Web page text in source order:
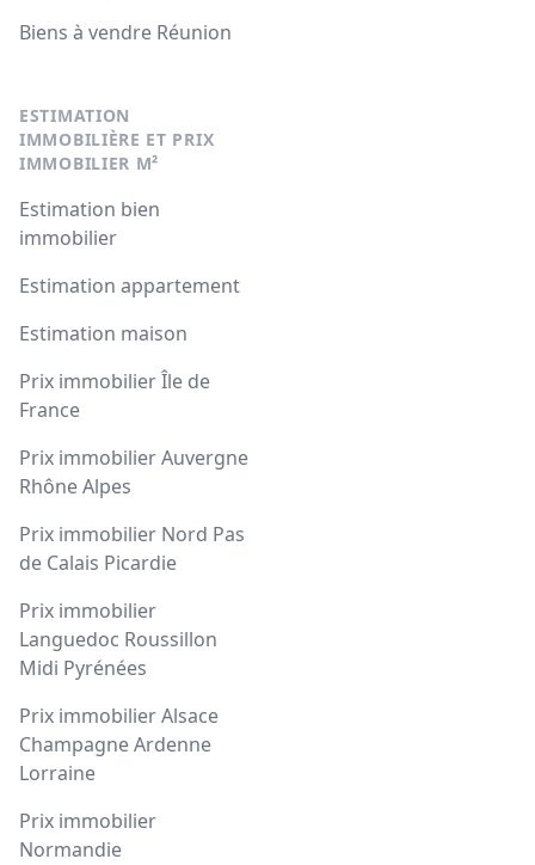
Biens à vendre Réunion
ESTIMATION
IMMOBILIÈRE ET PRIX
IMMOBILIER M²
Estimation bien
immobilier
Estimation appartement
Estimation maison
Prix immobilier Île de
France
Prix immobilier Auvergne
Rhône Alpes
Prix immobilier Nord Pas
de Calais Picardie
Prix immobilier
Languedoc Roussillon
Midi Pyrénées
Prix immobilier Alsace
Champagne Ardenne
Lorraine
Prix immobilier
Normandie